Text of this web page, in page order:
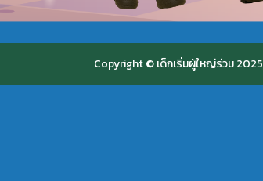
Copyright © เด็กเริ่มผู้ใหญ่ร่วม 2025